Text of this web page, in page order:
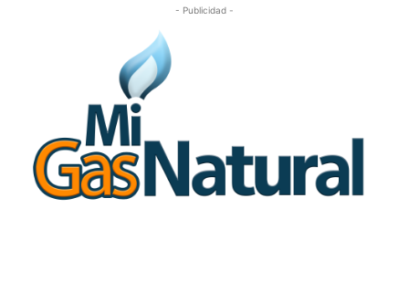
- Publicidad -